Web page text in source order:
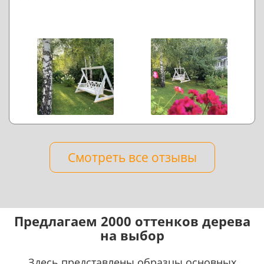
Смотреть все отзывы
Предлагаем 2000 оттенков дерева
на выбор